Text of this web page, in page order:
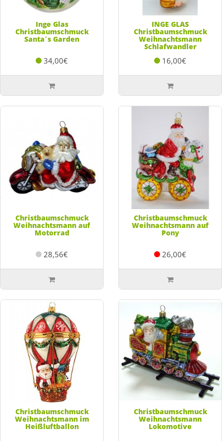
Inge Glas
Christbaumschmuck
Santa´s Garden
34,00€
INGE GLAS
Christbaumschmuck
Weihnachtsmann
Schlafwandler
16,00€
Christbaumschmuck
Weihnachtsmann auf
Motorrad
28,56€
Christbaumschmuck
Weihnachtsmann auf
Pony
26,00€
Christbaumschmuck
Weihnachtsmann im
Heißluftballon
Christbaumschmuck
Weihnachtsmann
Lokomotive